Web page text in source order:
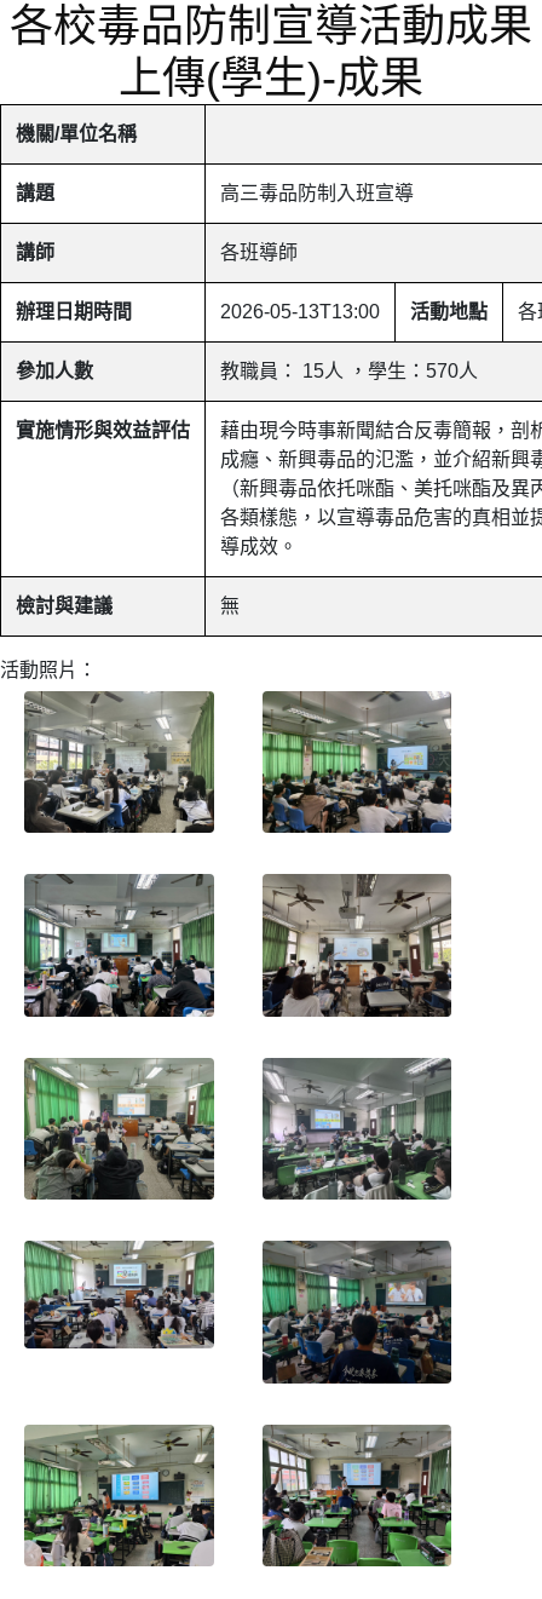
各校毒品防制宣導活動成果
上傳(學生)-成果
機關/單位名稱
講題 高三毒品防制入班宣導
講師 各班導師
辦理日期時間 2026-05-13T13:00 活動地點 各
參加人數 教職員： 15人 ，學生：570人
實施情形與效益評估
藉由現今時事新聞結合反毒簡報，剖
成癮、新興毒品的氾濫，並介紹新興
（新興毒品依托咪酯、美托咪酯及異
各類樣態，以宣導毒品危害的真相並
導成效。
檢討與建議 無
活動照片：